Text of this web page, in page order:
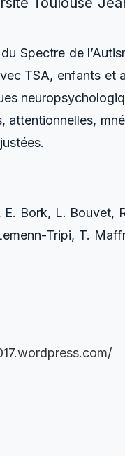
Spectre de
TSA, enfants et
attentionnelles,
Bork, L. Bouvet,
Tripi, T.